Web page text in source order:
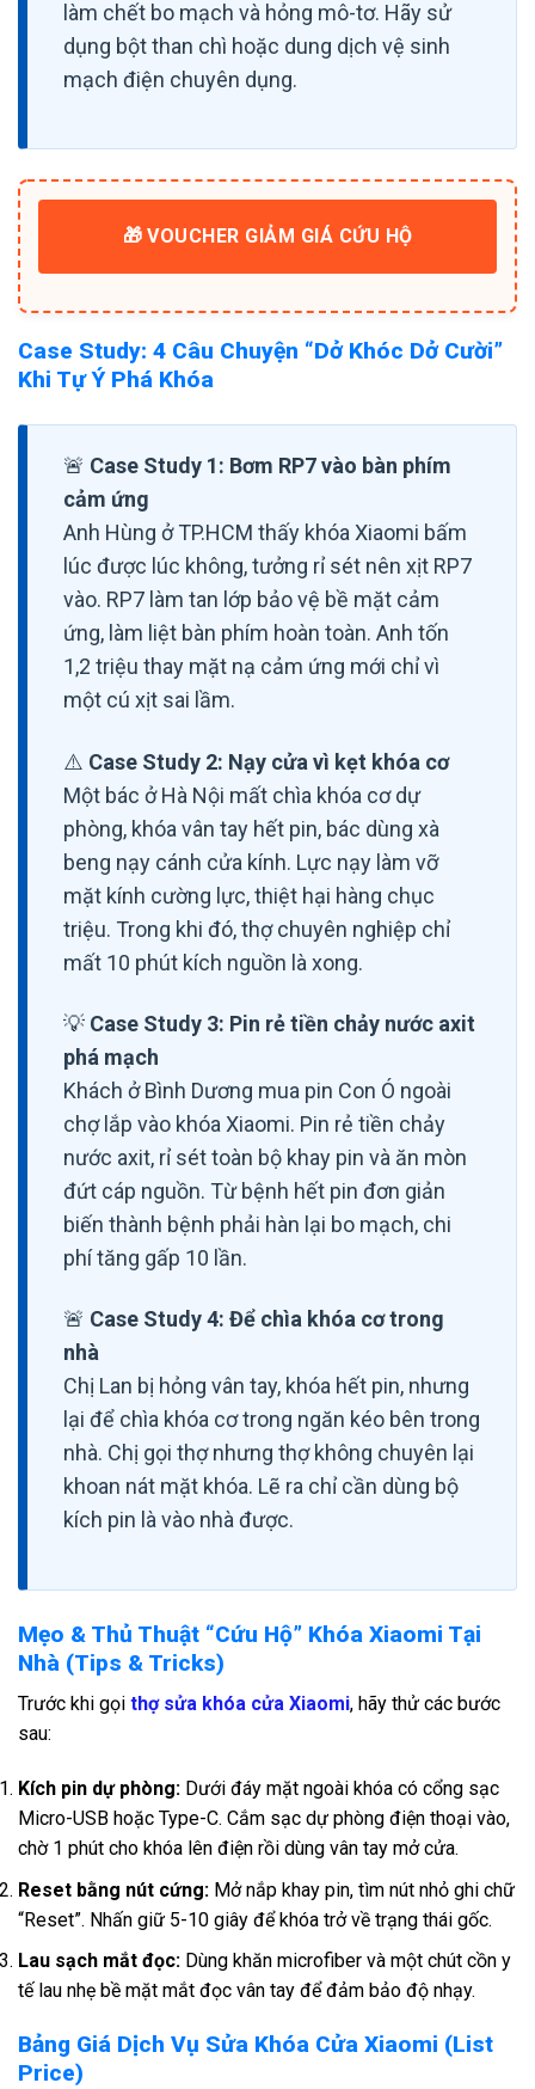
làm chết bo mạch và hỏng mô-tơ. Hãy sử
dụng bột than chì hoặc dung dịch vệ sinh
mạch điện chuyên dụng.
🎁 VOUCHER GIẢM GIÁ CỨU HỘ
Case Study: 4 Câu Chuyện “Dở Khóc Dở Cười”
Khi Tự Ý Phá Khóa
🚨 Case Study 1: Bơm RP7 vào bàn phím
cảm ứng
Anh Hùng ở TP.HCM thấy khóa Xiaomi bấm
lúc được lúc không, tưởng rỉ sét nên xịt RP7
vào. RP7 làm tan lớp bảo vệ bề mặt cảm
ứng, làm liệt bàn phím hoàn toàn. Anh tốn
1,2 triệu thay mặt nạ cảm ứng mới chỉ vì
một cú xịt sai lầm.
⚠️ Case Study 2: Nạy cửa vì kẹt khóa cơ
Một bác ở Hà Nội mất chìa khóa cơ dự
phòng, khóa vân tay hết pin, bác dùng xà
beng nạy cánh cửa kính. Lực nạy làm vỡ
mặt kính cường lực, thiệt hại hàng chục
triệu. Trong khi đó, thợ chuyên nghiệp chỉ
mất 10 phút kích nguồn là xong.
💡 Case Study 3: Pin rẻ tiền chảy nước axit
phá mạch
Khách ở Bình Dương mua pin Con Ó ngoài
chợ lắp vào khóa Xiaomi. Pin rẻ tiền chảy
nước axit, rỉ sét toàn bộ khay pin và ăn mòn
đứt cáp nguồn. Từ bệnh hết pin đơn giản
biến thành bệnh phải hàn lại bo mạch, chi
phí tăng gấp 10 lần.
🚨 Case Study 4: Để chìa khóa cơ trong
nhà
Chị Lan bị hỏng vân tay, khóa hết pin, nhưng
lại để chìa khóa cơ trong ngăn kéo bên trong
nhà. Chị gọi thợ nhưng thợ không chuyên lại
khoan nát mặt khóa. Lẽ ra chỉ cần dùng bộ
kích pin là vào nhà được.
Mẹo & Thủ Thuật “Cứu Hộ” Khóa Xiaomi Tại
Nhà (Tips & Tricks)
Trước khi gọi thợ sửa khóa cửa Xiaomi, hãy thử các bước
sau:
Kích pin dự phòng: Dưới đáy mặt ngoài khóa có cổng sạc
Micro-USB hoặc Type-C. Cắm sạc dự phòng điện thoại vào,
chờ 1 phút cho khóa lên điện rồi dùng vân tay mở cửa.
Reset bằng nút cứng: Mở nắp khay pin, tìm nút nhỏ ghi chữ
“Reset”. Nhấn giữ 5-10 giây để khóa trở về trạng thái gốc.
Lau sạch mắt đọc: Dùng khăn microfiber và một chút cồn y
tế lau nhẹ bề mặt mắt đọc vân tay để đảm bảo độ nhạy.
Bảng Giá Dịch Vụ Sửa Khóa Cửa Xiaomi (List
Price)